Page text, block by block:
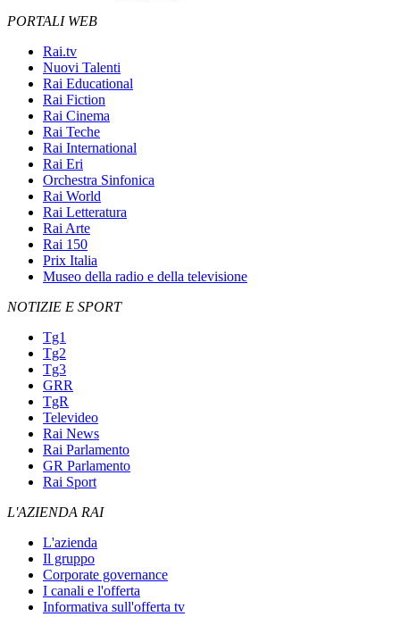
PORTALI WEB
Rai.tv
Nuovi Talenti
Rai Educational
Rai Fiction
Rai Cinema
Rai Teche
Rai International
Rai Eri
Orchestra Sinfonica
Rai World
Rai Letteratura
Rai Arte
Rai 150
Prix Italia
Museo della radio e della televisione
NOTIZIE E SPORT
Tg1
Tg2
Tg3
GRR
TgR
Televideo
Rai News
Rai Parlamento
GR Parlamento
Rai Sport
L'AZIENDA RAI
L'azienda
Il gruppo
Corporate governance
I canali e l'offerta
Informativa sull'offerta tv